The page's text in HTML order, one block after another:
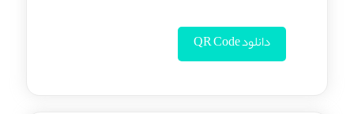
دانلود QR Code